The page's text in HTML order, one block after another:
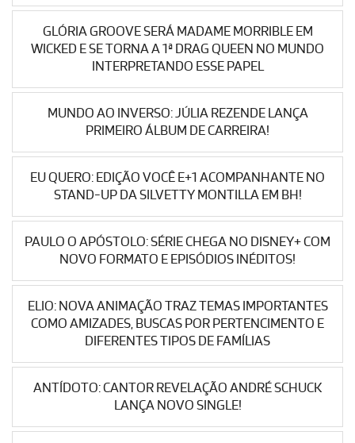
GLÓRIA GROOVE SERÁ MADAME MORRIBLE EM
WICKED E SE TORNA A 1ª DRAG QUEEN NO MUNDO
INTERPRETANDO ESSE PAPEL
MUNDO AO INVERSO: JÚLIA REZENDE LANÇA
PRIMEIRO ÁLBUM DE CARREIRA!
EU QUERO: EDIÇÃO VOCÊ E+1 ACOMPANHANTE NO
STAND-UP DA SILVETTY MONTILLA EM BH!
PAULO O APÓSTOLO: SÉRIE CHEGA NO DISNEY+ COM
NOVO FORMATO E EPISÓDIOS INÉDITOS!
ELIO: NOVA ANIMAÇÃO TRAZ TEMAS IMPORTANTES
COMO AMIZADES, BUSCAS POR PERTENCIMENTO E
DIFERENTES TIPOS DE FAMÍLIAS
ANTÍDOTO: CANTOR REVELAÇÃO ANDRÉ SCHUCK
LANÇA NOVO SINGLE!